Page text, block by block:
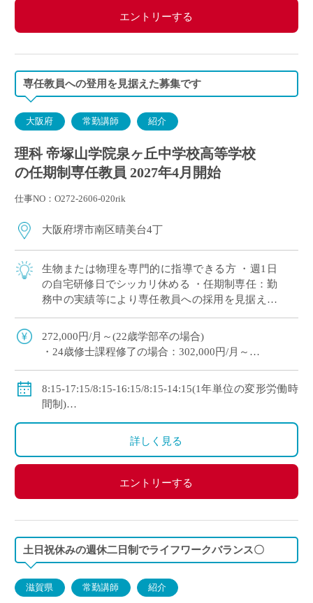
◇保険：私学共済、雇用保険、労災保険
エントリーする
専任教員への登用を見据えた募集です
大阪府 常勤講師 紹介
理科 帝塚山学院泉ヶ丘中学校高等学校
の任期制専任教員 2027年4月開始
仕事NO：O272-2606-020rik
大阪府堺市南区晴美台4丁
生物または物理を専門的に指導できる方 ・週1日
の自宅研修日でシッカリ休める ・任期制専任：勤
務中の実績等により専任教員への採用を見据えた
272,000円/月～(22歳学部卒の場合)
・24歳修士課程修了の場合：302,000円/月～
◇賞与：有(過去実績：年間4.7ヶ月＋260,000円)
◇保険：私学共済、雇用保険、労災保険
8:15-17:15/8:15-16:15/8:15-14:15(1年単位の変形労働時
間制)
◇休日：日曜日、祝日、その他学校スケジュールによ
詳しく見る
エントリーする
土日祝休みの週休二日制でライフワークバランス〇
滋賀県 常勤講師 紹介